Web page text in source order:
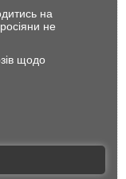
на
не
щодо